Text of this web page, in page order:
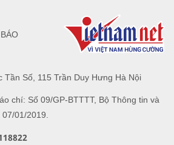
Tần Số, 115 Trần Duy Hưng Hà Nội
chí: Số 09/GP-BTTTT, Bộ Thông tin và
01/2019.